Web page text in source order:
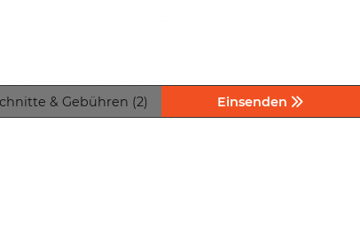
& Gebühren (2) Einsenden